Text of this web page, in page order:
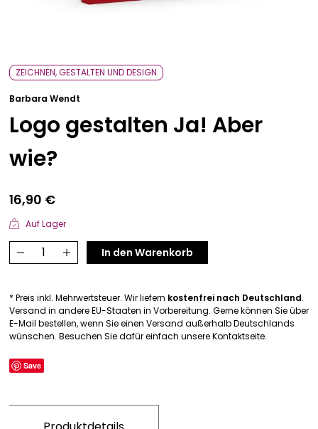
ZEICHNEN, GESTALTEN UND DESIGN
Barbara Wendt
Logo gestalten Ja! Aber
wie?
16,90 €
Auf Lager
Logo
gestalten
Aber
wie?
Menge
In den Warenkorb
* Preis inkl. Mehrwertsteuer. Wir liefern kostenfrei nach Deutschland.
Versand in andere EU-Staaten in Vorbereitung. Gerne können Sie über
E-Mail bestellen, wenn Sie einen Versand außerhalb Deutschlands
wünschen. Besuchen Sie dafür einfach unsere Kontaktseite.
Save